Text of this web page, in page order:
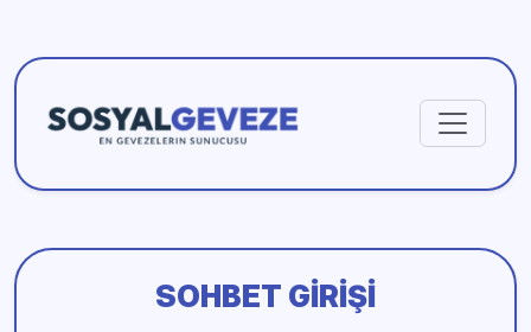
SOHBET GIRIŞI